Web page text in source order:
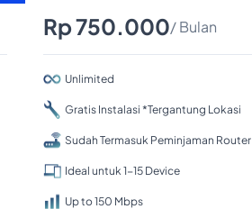
Rp 750.000/ Bulan
Unlimited
Gratis Instalasi *Tergantung Lokasi
Sudah Termasuk Peminjaman Router
Ideal untuk 1-15 Device
Up to 150 Mbps